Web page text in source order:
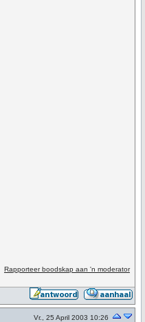
Rapporteer boodskap aan 'n moderator
Vr., 25 April 2003 10:26